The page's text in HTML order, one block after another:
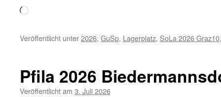
Wird
Veröffentlicht unter2026, GuSp, Lagerplatz, SoLa 2026 Graz10
Pfila 2026
Veröffentlicht am 3. Juli 2026